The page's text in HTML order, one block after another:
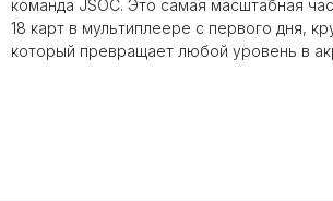
команда JSOC. Это самая масштабная
18 карт в мультиплеере с первого дня,
который превращает любой уровень в